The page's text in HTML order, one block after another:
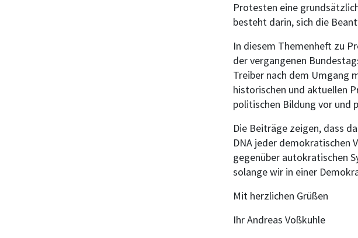
Protesten eine
besteht darin, sich die
In diesem Themenheft zu
der vergangenen
Treiber nach dem Umgang
historischen und aktuellen
politischen Bildung vor und
Die Beiträge zeigen, dass
DNA jeder demokratischen
gegenüber autokratischen
solange wir in einer
Mit herzlichen Grüßen
Ihr Andreas Voßkuhle